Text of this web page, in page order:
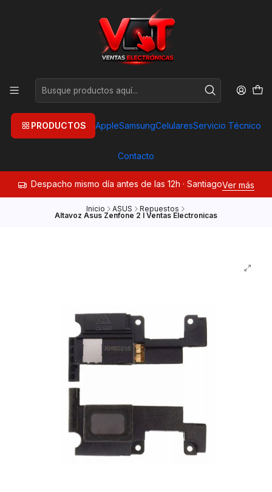
PRODUCTOS AppleSamsungCelularesServicio Técnico
Contacto
Despacho mismo día antes de las 12h · SantiagoVer más
Inicio ASUS Repuestos
Altavoz Asus Zenfone 2 I Ventas Electronicas